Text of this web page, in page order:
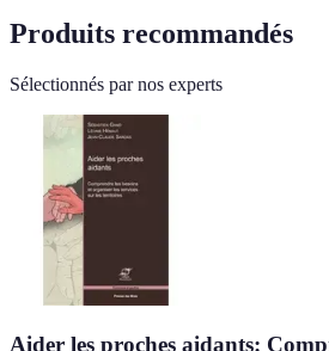
Produits recommandés
Sélectionnés par nos experts
Aider les proches aidants: